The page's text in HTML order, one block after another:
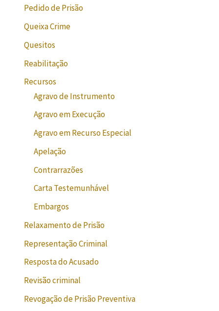
Pedido de Prisão
Queixa Crime
Quesitos
Reabilitação
Recursos
Agravo de Instrumento
Agravo em Execução
Agravo em Recurso Especial
Apelação
Contrarrazões
Carta Testemunhável
Embargos
Relaxamento de Prisão
Representação Criminal
Resposta do Acusado
Revisão criminal
Revogação de Prisão Preventiva